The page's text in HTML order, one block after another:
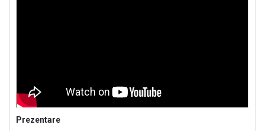
Prezentare